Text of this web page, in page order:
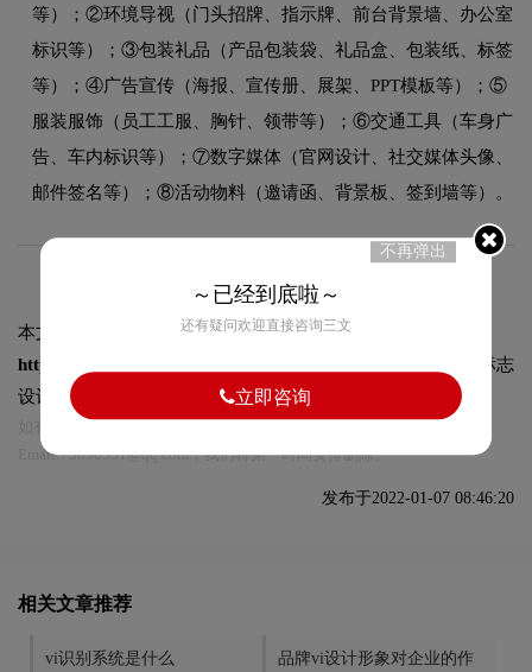
等）；②环境导视（门头招牌、指示牌、前台背景墙、办公室
标识等）；③包装礼品（产品包装袋、礼品盒、包装纸、标签
等）；④广告宣传（海报、宣传册、展架、PPT模板等）；⑤
服装服饰（员工工服、胸针、领带等）；⑥交通工具（车身广
告、车内标识等）；⑦数字媒体（官网设计、社交媒体头像、
邮件签名等）；⑧活动物料（邀请函、背景板、签到墙等）。
本文标题和链接
一整套vi设计有哪些流程:
https://logo9.net/works/7814.html
转载时请注明出处为诗宸标志
设计及本链接!
如有内容侵犯您的合法权益，请及时与我们联系
Email:75696531@qq.com，我们将第一时间安排删除。
发布于2022-01-07 08:46:20
相关文章推荐
vi识别系统是什么
品牌vi设计形象对企业的作
不再弹出
～已经到底啦～
还有疑问欢迎直接咨询三文
立即咨询